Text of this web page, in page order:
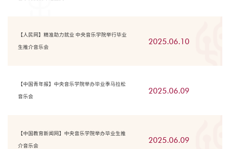
【人民网】精准助力就业 中央音乐学院举行毕业
生推介音乐会
2025.06.10
【中国青年报】中央音乐学院举办毕业季马拉松
音乐会
2025.06.09
【中国教育新闻网】中央音乐学院举办毕业生推
介音乐会
2025.06.09